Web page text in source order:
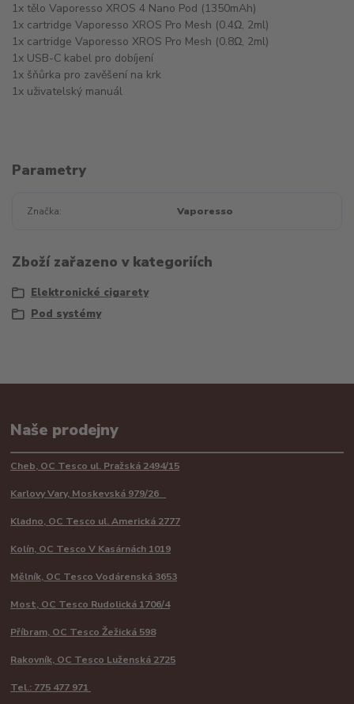
1x tělo Vaporesso XROS 4 Nano Pod (1350mAh)
1x cartridge Vaporesso XROS Pro Mesh (0.4Ω, 2ml)
1x cartridge Vaporesso XROS Pro Mesh (0.8Ω, 2ml)
1x USB-C kabel pro dobíjení
1x šňůrka pro zavěšení na krk
1x uživatelský manuál
Parametry
Značka Vaporesso
Zboží zařazeno v kategoriích
Elektronické cigarety
Pod systémy
Naše prodejny
Cheb, OC Tesco ul. Pražská 2494/15
Karlovy Vary, Moskevská 979/26
Kladno, OC Tesco ul. Americká 2777
Kolín, OC Tesco V Kasárnách 1019
Mělník, OC Tesco Vodárenská 3653
Most, OC Tesco Rudolická 1706/4
Příbram, OC Tesco Žežická 598
Rakovník, OC Tesco Luženská 2725
Tel.: 775 477 971